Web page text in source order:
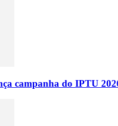
campanha do IPTU